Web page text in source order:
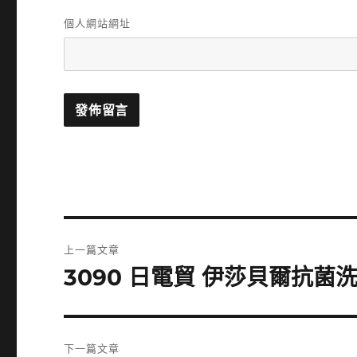
個人網站網址
章
上一篇文章
上
篇
文
3090 日電貿 伊莎貝爾抗菌
下一篇文章